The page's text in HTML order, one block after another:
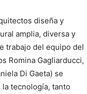
diseña y
amplia, diversa y
trabajo del equipo del
Romina Gagliarducci,
Di Gaeta) se
tecnología, tanto